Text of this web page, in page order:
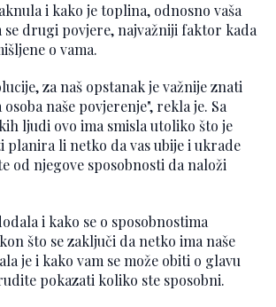
i kako je toplina, odnosno vaša
se drugi povjere, najvažniji faktor kada
o vama.
za naš opstanak je važnije znati
naše povjerenje", rekla je. Sa
ljudi ovo ima smisla utoliko što je
planira li netko da vas ubije i ukrade
od njegove sposobnosti da naloži
i kako se o sposobnostima
što se zaključi da netko ima naše
je i kako vam se može obiti o glavu
pokazati koliko ste sposobni.